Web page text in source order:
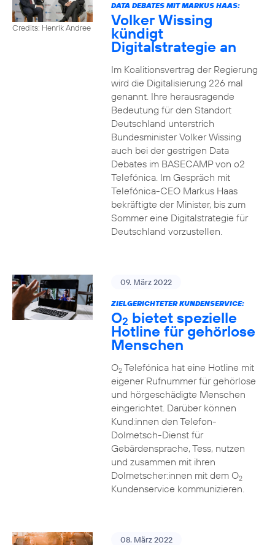
Credits: Henrik Andree
DATA DEBATES MIT MARKUS HAAS:
Volker Wissing
kündigt
Digitalstrategie an
Im Koalitionsvertrag der Regierung
wird die Digitalisierung 226 mal
genannt. Ihre herausragende
Bedeutung für den Standort
Deutschland unterstrich
Bundesminister Volker Wissing
auch bei der gestrigen Data
Debates im BASECAMP von o2
Telefónica. Im Gespräch mit
Telefónica-CEO Markus Haas
bekräftigte der Minister, bis zum
Sommer eine Digitalstrategie für
Deutschland vorzustellen.
09. März 2022
ZIELGERICHTETER KUNDENSERVICE:
O2 bietet spezielle
Hotline für gehörlose
Menschen
O2Telefónica hat eine Hotline mit
eigener Rufnummer für gehörlose
und hörgeschädigte Menschen
eingerichtet. Darüber können
Kund:innen den Telefon-
Dolmetsch-Dienst für
Gebärdensprache, Tess, nutzen
und zusammen mit ihren
Dolmetscher:innen mit dem O2
Kundenservice kommunizieren.
08. März 2022